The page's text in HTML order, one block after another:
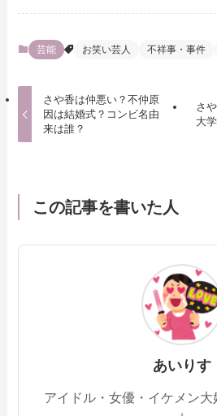
芸能 お笑い芸人 不祥事・事件
さや香は仲悪い？不仲原
因は結婚式？コンビ名由
来は誰？
さ
大
この記事を書いた人
あいりす
アイドル・女優・イケメン